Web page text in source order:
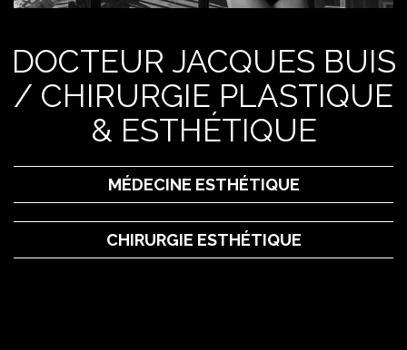
DOCTEUR JACQUES BUIS
/ CHIRURGIE PLASTIQUE
& ESTHÉTIQUE
MÉDECINE ESTHÉTIQUE
CHIRURGIE ESTHÉTIQUE